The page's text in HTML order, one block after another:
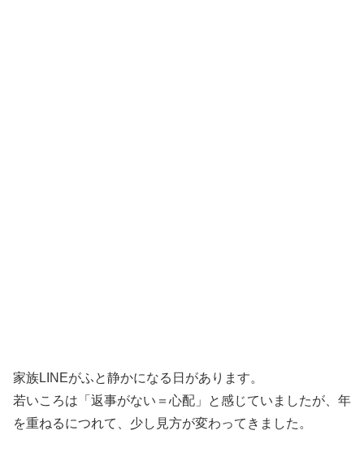
家族LINEがふと静かになる日があります。
若いころは「返事がない＝心配」と感じていましたが、年
を重ねるにつれて、少し見方が変わってきました。